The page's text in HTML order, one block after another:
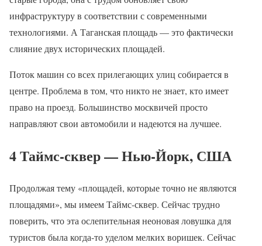
инфраструктуру в соответствии с современными
технологиями. А Таганская площадь — это фактически
слияние двух исторических площадей.
Поток машин со всех прилегающих улиц собирается в
центре. Проблема в том, что никто не знает, кто имеет
право на проезд. Большинство москвичей просто
направляют свои автомобили и надеются на лучшее.
4 Таймс-сквер — Нью-Йорк, США
Продолжая тему «площадей, которые точно не являются
площадями», мы имеем Таймс-сквер. Сейчас трудно
поверить, что эта ослепительная неоновая ловушка для
туристов была когда-то уделом мелких воришек. Сейчас